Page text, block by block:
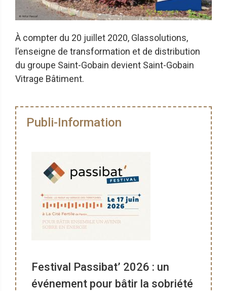
À compter du 20 juillet 2020, Glassolutions,
l’enseigne de transformation et de distribution
du groupe Saint-Gobain devient Saint-Gobain
Vitrage Bâtiment.
Publi-Information
Festival Passibat’ 2026 : un
événement pour bâtir la sobriété